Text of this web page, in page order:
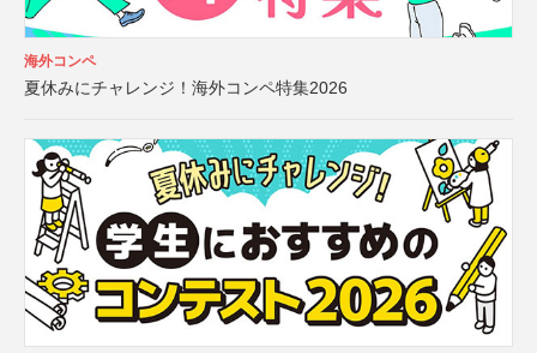
海外コンペ
夏休みにチャレンジ！海外コンペ特集2026